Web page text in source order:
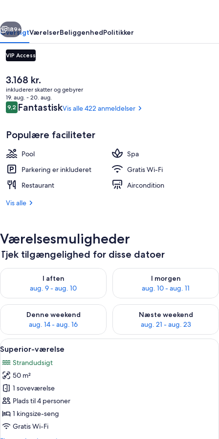
Parrot
Suites
Næste
189+
OversigtVærelserBeliggenhedPolitikker
VIP Access
Den
nuværende
pris
er
3.168 kr.
3.168 kr.
inkluderer skatter og gebyrer
19. aug. - 20. aug.
Anmeldelser
9,29,2 ud af 10.
FantastiskVis alle 422 anmeldelser
Populære faciliteter
Pool
Spa
Parkering er inkluderet
Gratis Wi-Fi
Restaurant
Aircondition
Vis alle
Værelsesmuligheder
Tjek tilgængelighed for disse datoer
I aften
aug. 9 - aug. 10
Tjek tilgængelighed for i aften aug. 9 - aug. 10
I morgen
aug. 10 - aug. 11
Tjek tilgængelighed for i
Denne weekend
aug. 14 - aug. 16
Tjek tilgængelighed for denne weekend aug. 14 - aug. 16
Næste weekend
aug. 21 - aug. 23
Tjek tilgængelighed for næste
Indlæs
alle
billeder
af
Superior-
værelse
Et soveværelse med en stor seng,
14
Superior-værelse
Strandudsigt
50 m²
1 soveværelse
Plads til 4 personer
1 kingsize-seng
Gratis Wi-Fi